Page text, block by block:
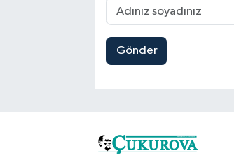
Gönder